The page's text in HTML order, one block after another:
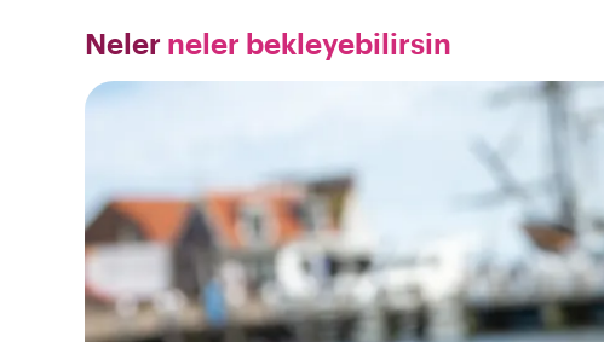
Neler neler bekleyebilirsin